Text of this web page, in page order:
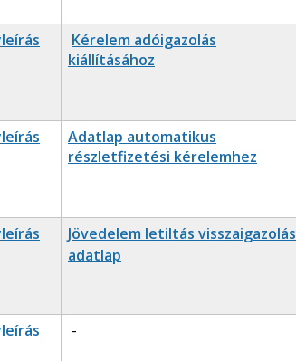
Kérelem adóigazolás
kiállításához
Adatlap automatikus
részletfizetési kérelemhez
Jövedelem letiltás visszaigazolás
adatlap
-